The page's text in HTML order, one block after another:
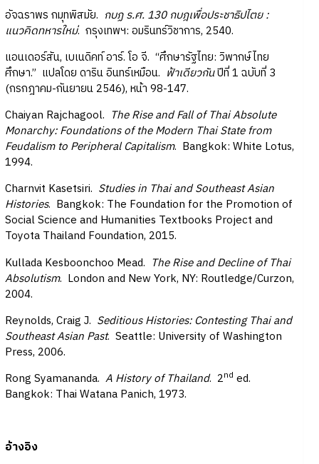
อัจฉราพร กมุทพิสมัย. กบฏ ร.ศ. 130 กบฎเพื่อประชาธิปไตย :
แนวคิดทหารใหม่. กรุงเทพฯ: อมรินทร์วิชาการ, 2540.
แอนเดอร์สัน, เบเนดิคท์ อาร์. โอ จี. “ศึกษารัฐไทย: วิพากษ์ไทย
ศึกษา.” แปลโดย ดาริน อินทร์เหมือน. ฟ้าเดียวกันปีที่ 1 ฉบับที่ 3
(กรกฎาคม-กันยายน 2546), หน้า 98-147.
Chaiyan Rajchagool. The Rise and Fall of Thai Absolute
Monarchy: Foundations of the Modern Thai State from
Feudalism to Peripheral Capitalism. Bangkok: White Lotus,
1994.
Charnvit Kasetsiri. Studies in Thai and Southeast Asian
Histories. Bangkok: The Foundation for the Promotion of
Social Science and Humanities Textbooks Project and
Toyota Thailand Foundation, 2015.
Kullada Kesboonchoo Mead. The Rise and Decline of Thai
Absolutism. London and New York, NY: Routledge/Curzon,
2004.
Reynolds, Craig J. Seditious Histories: Contesting Thai and
Southeast Asian Past. Seattle: University of Washington
Press, 2006.
Rong Syamananda. A History of Thailand. 2nd ed.
Bangkok: Thai Watana Panich, 1973.
อ้างอิง